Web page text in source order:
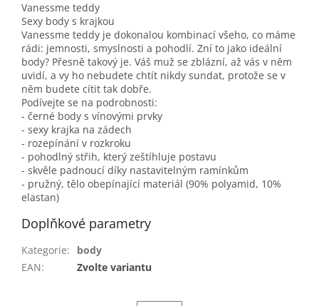
Vanessme teddy
Sexy body s krajkou
Vanessme teddy je dokonalou kombinací všeho, co máme
rádi: jemnosti, smyslnosti a pohodlí. Zní to jako ideální
body? Přesně takový je. Váš muž se zblázní, až vás v něm
uvidí, a vy ho nebudete chtít nikdy sundat, protože se v
něm budete cítit tak dobře.
Podívejte se na podrobnosti:
- černé body s vínovými prvky
- sexy krajka na zádech
- rozepínání v rozkroku
- pohodlný střih, který zeštíhluje postavu
- skvěle padnoucí díky nastavitelným ramínkům
- pružný, tělo obepínající materiál (90% polyamid, 10%
elastan)
Doplňkové parametry
Kategorie:
body
EAN: Zvolte variantu